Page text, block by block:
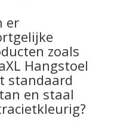
er
zoals
Hangstoel
standaard
en staal